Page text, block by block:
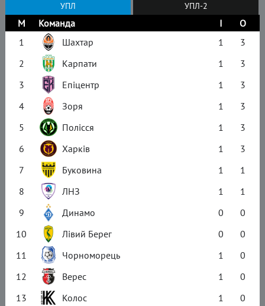
УПЛ УПЛ-2
М Команда І
О
1
Шахтар 1
3
2
Карпати 1
3
3
Епіцентр 1
3
4
Зоря 1
3
5
Полісся 1
3
6
Харків 1
3
7
Буковина 1
1
8
ЛНЗ 1
1
9
Динамо 0
0
10
Лівий Берег 0
0
11
Чорноморець 1
0
12
Верес 1
0
13
Колос 1
0